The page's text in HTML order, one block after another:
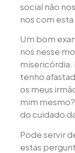
social não
nos com
Um bom
nos nesse
tenho
os meus
mim
do cuidado
Pode servir
estas